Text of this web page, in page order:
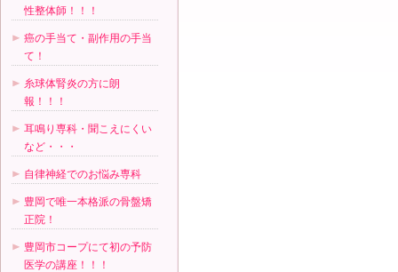
性整体師！！！
癌の手当て・副作用の手当
て！
糸球体腎炎の方に朗
報！！！
耳鳴り専科・聞こえにくい
など・・・
自律神経でのお悩み専科
豊岡で唯一本格派の骨盤矯
正院！
豊岡市コープにて初の予防
医学の講座！！！